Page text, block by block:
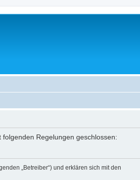
Regelungen geschlossen:
„Betreiber“) und erklären sich mit den